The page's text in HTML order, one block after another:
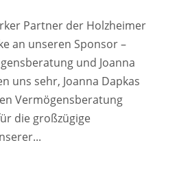
Partner der Holzheimer
an unseren Sponsor –
und Joanna
uns sehr, Joanna Dapkas
Vermögensberatung
die großzügige